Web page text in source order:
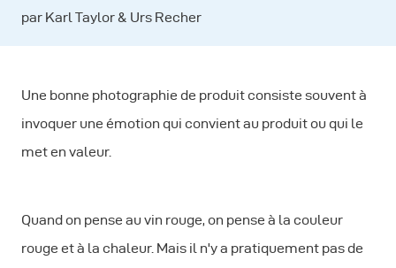
par Karl Taylor & Urs Recher
Une bonne photographie de produit consiste souvent à
invoquer une émotion qui convient au produit ou qui le
met en valeur.
Quand on pense au vin rouge, on pense à la couleur
rouge et à la chaleur. Mais il n'y a pratiquement pas de